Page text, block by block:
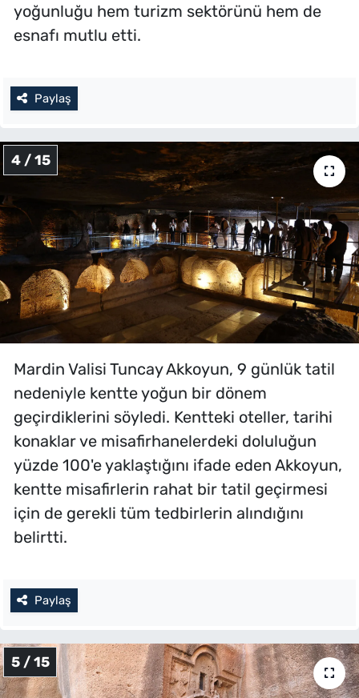
yoğunluğu hem turizm sektörünü hem de
esnafı mutlu etti.
Paylaş
4 / 15
Mardin Valisi Tuncay Akkoyun, 9 günlük tatil
nedeniyle kentte yoğun bir dönem
geçirdiklerini söyledi. Kentteki oteller, tarihi
konaklar ve misafirhanelerdeki doluluğun
yüzde 100'e yaklaştığını ifade eden Akkoyun,
kentte misafirlerin rahat bir tatil geçirmesi
için de gerekli tüm tedbirlerin alındığını
belirtti.
Paylaş
5 / 15